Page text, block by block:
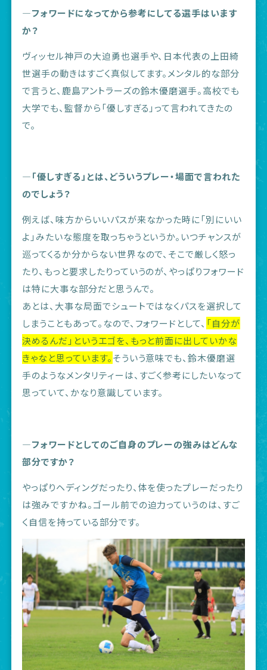
―フォワードになってから参考にしてる選手はいます
か？
ヴィッセル神戸の大迫勇也選手や、日本代表の上田綺
世選手の動きはすごく真似してます。メンタル的な部分
で言うと、鹿島アントラーズの鈴木優磨選手。高校でも
大学でも、監督から「優しすぎる」って言われてきたの
で。
―「優しすぎる」とは、どういうプレー・場面で言われた
のでしょう？
例えば、味方からいいパスが来なかった時に「別にいい
よ」みたいな態度を取っちゃうというか。いつチャンスが
巡ってくるか分からない世界なので、そこで厳しく怒っ
たり、もっと要求したりっていうのが、やっぱりフォワード
は特に大事な部分だと思うんで。
あとは、大事な局面でシュートではなくパスを選択して
しまうこともあって。なので、フォワードとして、 「自分が
決めるんだ」というエゴを、もっと前面に出していかな
きゃなと思っています。そういう意味でも、鈴木優磨選
手のようなメンタリティーは、すごく参考にしたいなって
思っていて、かなり意識しています。
―フォワードとしてのご自身のプレーの強みはどんな
部分ですか？
やっぱりヘディングだったり、体を使ったプレーだったり
は強みですかね。ゴール前での迫力っていうのは、すご
く自信を持っている部分です。